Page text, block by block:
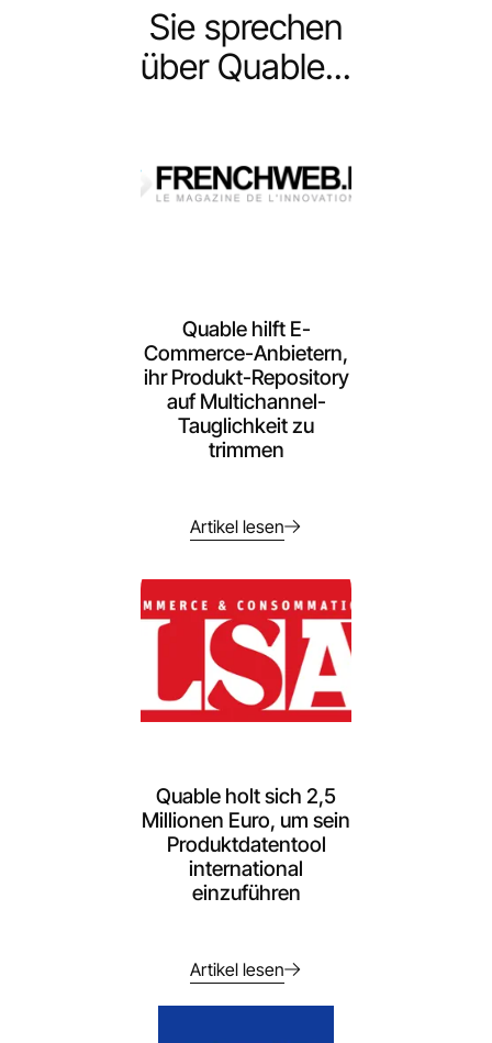
Sie sprechen
über Quable...
Quable hilft E-
Commerce-Anbietern,
ihr Produkt-Repository
auf Multichannel-
Tauglichkeit zu
trimmen
Artikel lesen
Quable holt sich 2,5
Millionen Euro, um sein
Produktdatentool
international
einzuführen
Artikel lesen